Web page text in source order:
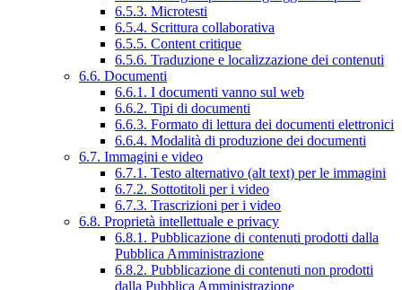
6.5.3. Microtesti
6.5.4. Scrittura collaborativa
6.5.5. Content critique
6.5.6. Traduzione e localizzazione dei contenuti
6.6. Documenti
6.6.1. I documenti vanno sul web
6.6.2. Tipi di documenti
6.6.3. Formato di lettura dei documenti elettronici
6.6.4. Modalità di produzione dei documenti
6.7. Immagini e video
6.7.1. Testo alternativo (alt text) per le immagini
6.7.2. Sottotitoli per i video
6.7.3. Trascrizioni per i video
6.8. Proprietà intellettuale e privacy
6.8.1. Pubblicazione di contenuti prodotti dalla
Pubblica Amministrazione
6.8.2. Pubblicazione di contenuti non prodotti
dalla Pubblica Amministrazione